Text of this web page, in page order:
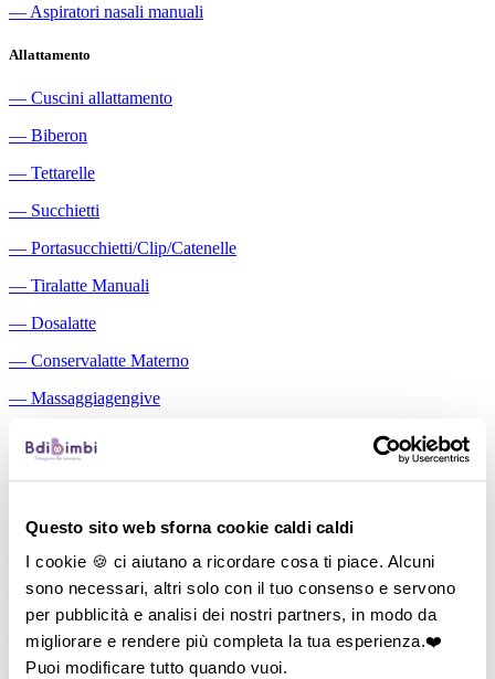
Questo sito web sforna cookie caldi caldi
I cookie 🍪 ci aiutano a ricordare cosa ti piace. Alcuni
sono necessari, altri solo con il tuo consenso e servono
per pubblicità e analisi dei nostri partners, in modo da
migliorare e rendere più completa la tua esperienza.❤️
Puoi modificare tutto quando vuoi.
― Aspiratori nasali manuali
Allattamento
― Cuscini allattamento
― Biberon
― Tettarelle
― Succhietti
― Portasucchietti/Clip/Catenelle
― Tiralatte Manuali
― Dosalatte
― Conservalatte Materno
― Massaggiagengive
Pappa
―Bavaglini
―Tazze
― Piatti/Ciotole
―Posate/Cucchiai
―Set pappa
―Contenitori